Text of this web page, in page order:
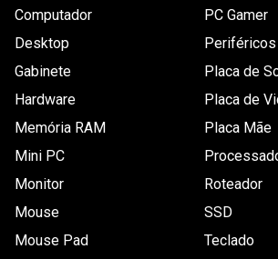
Computador
Desktop
Gabinete
Hardware
Memória RAM
Mini PC
Monitor
Mouse
Mouse Pad
PC Gamer
Periféricos
Placa de
Placa de
Placa Mãe
Roteador
SSD
Teclado